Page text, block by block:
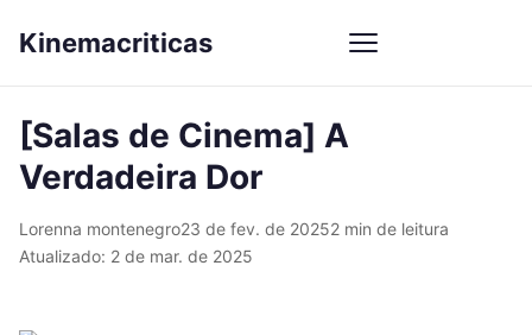
Kinemacriticas
[Salas de Cinema] A
Verdadeira Dor
Lorenna montenegro23 de fev. de 20252 min de leitura
Atualizado: 2 de mar. de 2025